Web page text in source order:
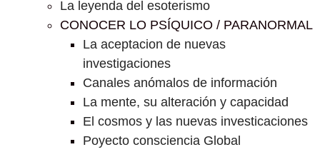
La leyenda del esoterismo
CONOCER LO PSÍQUICO / PARANORMAL
La aceptacion de nuevas
investigaciones
Canales anómalos de información
La mente, su alteración y capacidad
El cosmos y las nuevas investicaciones
Poyecto consciencia Global